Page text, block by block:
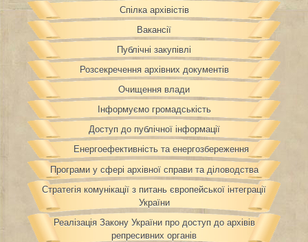
Спілка архівістів
Вакансії
Публічні закупівлі
Розсекречення архівних документів
Очищення влади
Інформуємо громадськість
Доступ до публічної інформації
Енергоефективність та енергозбереження
Програми у сфері архівної справи та діловодства
Стратегія комунікації з питань європейської інтеграції
України
Реалізація Закону України про доступ до архівів
репресивних органів